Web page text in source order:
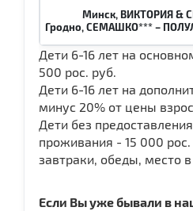
Минск, ВИКТОРИЯ &
Гродно, СЕМАШКО*** –
Дети 6-16 лет на
500 рос. руб.
Дети 6-16 лет на
минус 20% от цены
Дети без
проживания - 15 000 рос.
завтраки, обеды, место в
Если Вы уже бывали в